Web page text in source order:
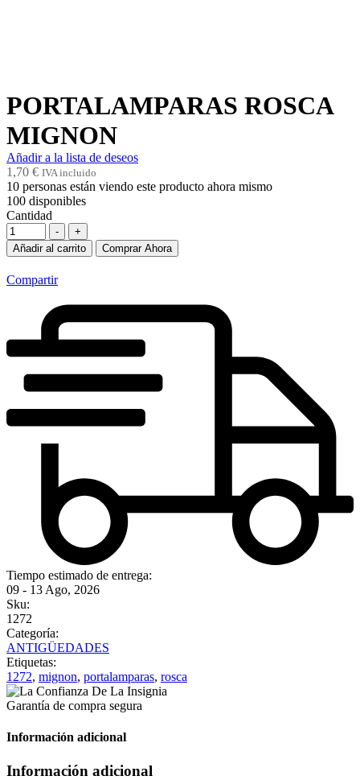
PORTALAMPARAS ROSCA
MIGNON
Añadir a la lista de deseos
1,70 € IVA incluido
10 personas están viendo este producto ahora mismo
100 disponibles
Cantidad
-
+
Añadir al carrito
Comprar Ahora
Compartir
Tiempo estimado de entrega:
09 - 13 Ago, 2026
Sku:
1272
Categoría:
ANTIGÜEDADES
Etiquetas:
1272, mignon, portalamparas, rosca
Garantía de compra segura
Información adicional
Información adicional